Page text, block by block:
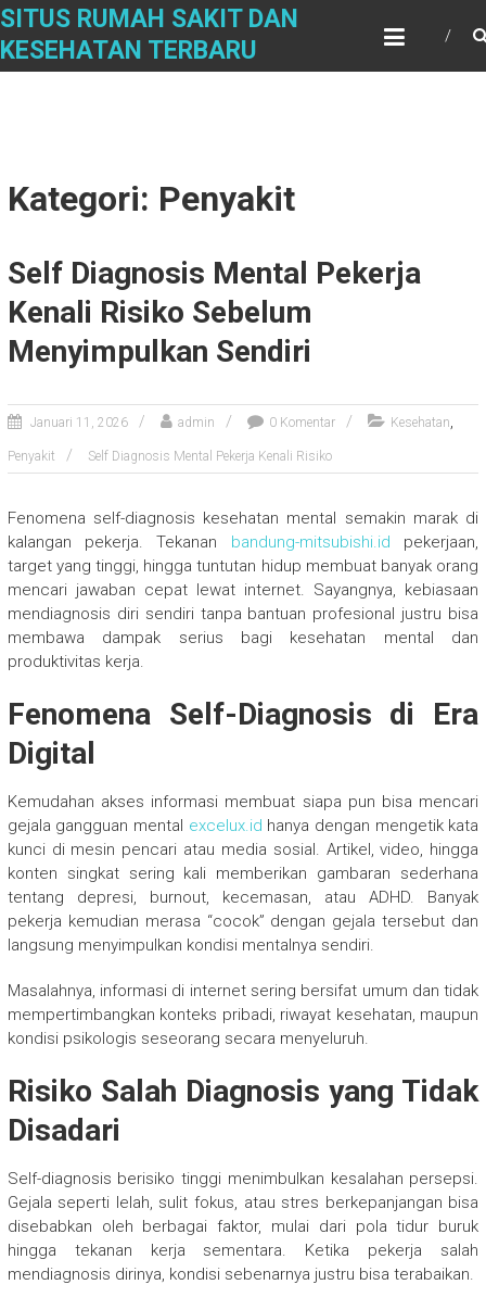
Skip
content
SITUS RUMAH SAKIT DAN
KESEHATAN TERBARU
Kategori: Penyakit
Self Diagnosis Mental Pekerja
Kenali Risiko Sebelum
Menyimpulkan Sendiri
Januari 11, 2026 admin 0 Komentar Kesehatan,
Penyakit Self Diagnosis Mental Pekerja Kenali Risiko
Fenomena self-diagnosis kesehatan mental semakin marak di
kalangan pekerja. Tekanan bandung-mitsubishi.id pekerjaan,
target yang tinggi, hingga tuntutan hidup membuat banyak orang
mencari jawaban cepat lewat internet. Sayangnya, kebiasaan
mendiagnosis diri sendiri tanpa bantuan profesional justru bisa
membawa dampak serius bagi kesehatan mental dan
produktivitas kerja.
Fenomena Self-Diagnosis di Era
Digital
Kemudahan akses informasi membuat siapa pun bisa mencari
gejala gangguan mental excelux.id hanya dengan mengetik kata
kunci di mesin pencari atau media sosial. Artikel, video, hingga
konten singkat sering kali memberikan gambaran sederhana
tentang depresi, burnout, kecemasan, atau ADHD. Banyak
pekerja kemudian merasa “cocok” dengan gejala tersebut dan
langsung menyimpulkan kondisi mentalnya sendiri.
Masalahnya, informasi di internet sering bersifat umum dan tidak
mempertimbangkan konteks pribadi, riwayat kesehatan, maupun
kondisi psikologis seseorang secara menyeluruh.
Risiko Salah Diagnosis yang Tidak
Disadari
Self-diagnosis berisiko tinggi menimbulkan kesalahan persepsi.
Gejala seperti lelah, sulit fokus, atau stres berkepanjangan bisa
disebabkan oleh berbagai faktor, mulai dari pola tidur buruk
hingga tekanan kerja sementara. Ketika pekerja salah
mendiagnosis dirinya, kondisi sebenarnya justru bisa terabaikan.